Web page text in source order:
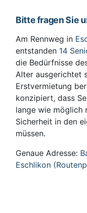
Bitte fragen Sie
Am Rennweg in
entstanden 14
die Bedürfnisse
Alter ausgerichtet
Erstvermietung
konzipiert, dass
lange wie möglich
Sicherheit in den
müssen.
Genaue Adresse:
Eschlikon